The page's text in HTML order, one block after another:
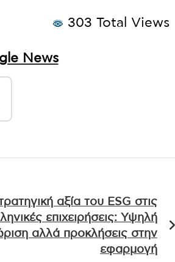
303 Total Views
News
αξία του ESG στις
επιχειρήσεις: Υψηλή
αλλά προκλήσεις στην
εφαρμογή